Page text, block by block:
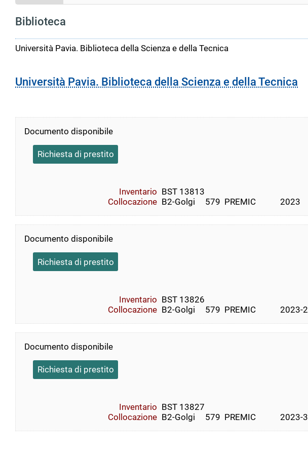
Biblioteca
Università Pavia. Biblioteca della Scienza e della Tecnica
Università Pavia. Biblioteca della Scienza e della Tecnica
Documento disponibile
Richiesta di prestito
Inventario BST 13813
Collocazione B2-Golgi     579  PREMIC            2023
Documento disponibile
Richiesta di prestito
Inventario BST 13826
Collocazione B2-Golgi     579  PREMIC            2023-2
Documento disponibile
Richiesta di prestito
Inventario BST 13827
Collocazione B2-Golgi     579  PREMIC            2023-3